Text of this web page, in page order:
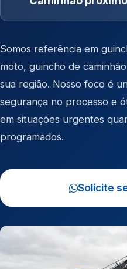
Somos referência em
moto, guincho de caminhão
sua região. Nosso foco é
segurança no processo e
em situações urgentes
programados.
Solicite